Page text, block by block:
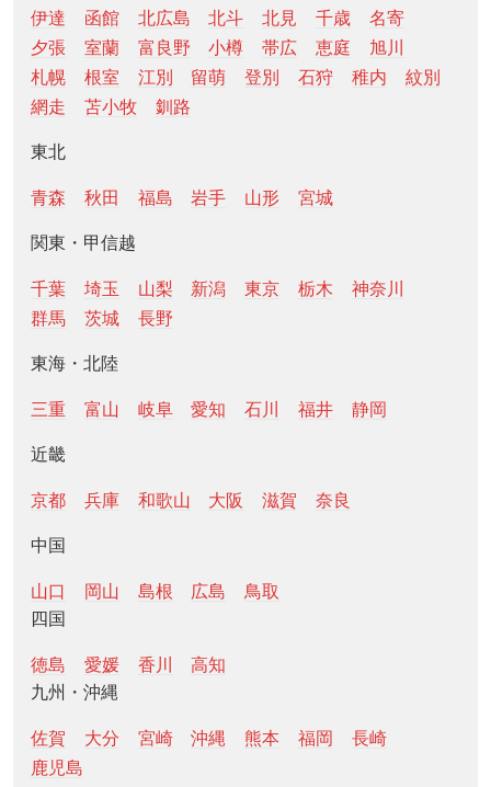
伊達 函館 北広島 北斗 北見 千歳
名寄
夕張
室蘭 富良野 小樽 帯広 恵庭
旭川
札幌
根室 江別 留萌 登別 石狩 稚内
紋別
網走
苫小牧 釧路
東北
青森 秋田 福島 岩手 山形 宮城
関東・甲信越
千葉 埼玉 山梨 新潟 東京 栃木
神奈川
群馬
茨城 長野
東海・北陸
三重 富山 岐阜 愛知 石川 福井 静岡
近畿
京都 兵庫 和歌山 大阪 滋賀 奈良
中国
山口 岡山 島根 広島
鳥取
四国
徳島 愛媛 香川
高知
九州・沖縄
佐賀 大分 宮崎 沖縄 熊本 福岡
長崎
鹿児島